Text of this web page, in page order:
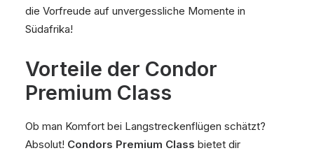
die Vorfreude auf unvergessliche Momente in
Südafrika!
Vorteile der Condor
Premium Class
Ob man Komfort bei Langstreckenflügen schätzt?
Absolut! Condors Premium Class bietet dir